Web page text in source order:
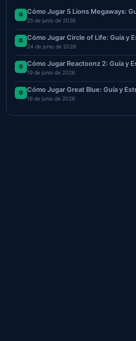
G Cómo Jugar 5 Lions Megaways:
25 de junio de 2026
G Cómo Jugar Circle of Life: Guía y
24 de junio de 2026
G Cómo Jugar Reactoonz 2: Guía y
19 de junio de 2026
G Cómo Jugar Great Blue: Guía y
19 de junio de 2026